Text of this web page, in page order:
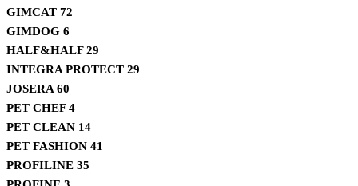
GIMCAT 72
GIMDOG 6
HALF&HALF29
INTEGRA PROTECT 29
JOSERA 60
PET CHEF4
PET CLEAN 14
PET FASHION 41
PROFILINE 35